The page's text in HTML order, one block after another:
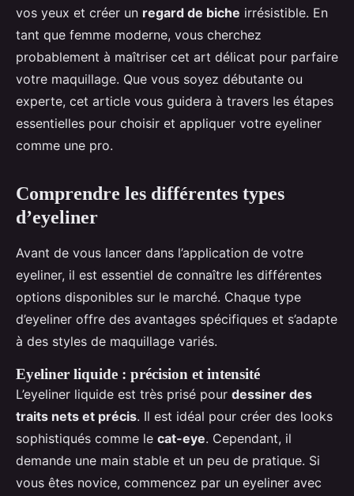
vos yeux et créer un regard de biche irrésistible. En
tant que femme moderne, vous cherchez
probablement à maîtriser cet art délicat pour parfaire
votre maquillage. Que vous soyez débutante ou
experte, cet article vous guidera à travers les étapes
essentielles pour choisir et appliquer votre eyeliner
comme une pro.
Comprendre les différentes types
d’eyeliner
Avant de vous lancer dans l’application de votre
eyeliner, il est essentiel de connaître les différentes
options disponibles sur le marché. Chaque type
d’eyeliner offre des avantages spécifiques et s’adapte
à des styles de maquillage variés.
Eyeliner liquide : précision et intensité
L’eyeliner liquide est très prisé pour dessiner des
traits nets et précis. Il est idéal pour créer des looks
sophistiqués comme le cat-eye. Cependant, il
demande une main stable et un peu de pratique. Si
vous êtes novice, commencez par un eyeliner avec